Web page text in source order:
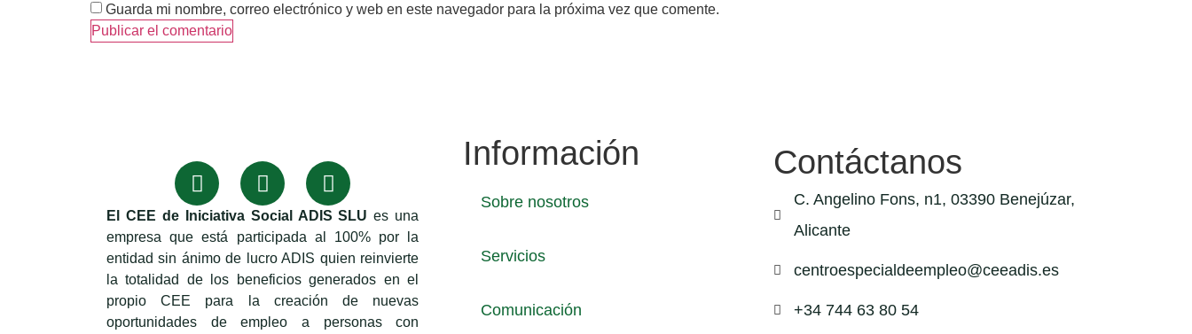
Guarda mi nombre, correo electrónico y web en este navegador para la próxima vez que comente.
El CEE de Iniciativa Social ADIS SLU es una
empresa que está participada al 100% por la
entidad sin ánimo de lucro ADIS quien reinvierte
la totalidad de los beneficios generados en el
propio CEE para la creación de nuevas
oportunidades de empleo a personas con
Información
Sobre nosotros
Servicios
Comunicación
Contáctanos
C. Angelino Fons, n1, 03390 Benejúzar,
Alicante
centroespecialdeempleo@ceeadis.es
+34 744 63 80 54